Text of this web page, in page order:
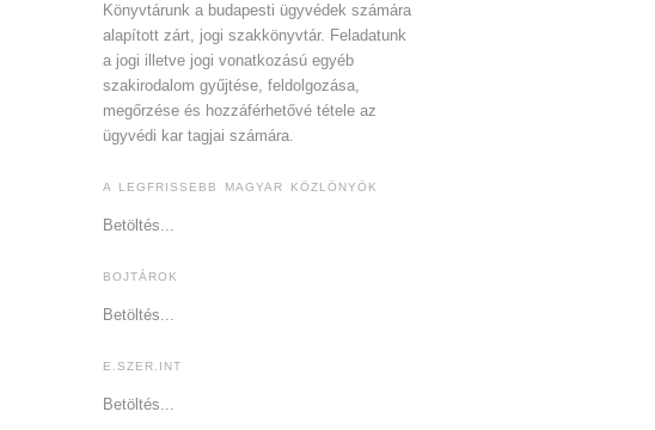
Könyvtárunk a budapesti ügyvédek számára
alapított zárt, jogi szakkönyvtár. Feladatunk
a jogi illetve jogi vonatkozású egyéb
szakirodalom gyűjtése, feldolgozása,
megőrzése és hozzáférhetővé tétele az
ügyvédi kar tagjai számára.
A LEGFRISSEBB MAGYAR KÖZLÖNYÖK
Betöltés...
BOJTÁROK
Betöltés...
E.SZER.INT
Betöltés...